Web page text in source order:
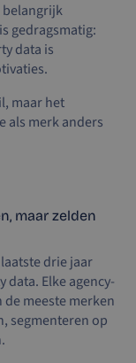
belangrijk
gedragsmatig:
data is
maar het
als merk anders
maar zelden
drie jaar
data. Elke agency-
de meeste merken
segmenteren op